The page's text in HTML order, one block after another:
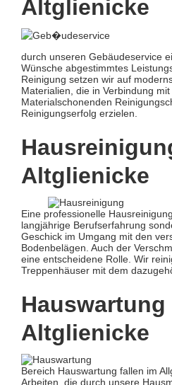
Altglienicke
durch unseren Gebäudeservice
Wünsche abgestimmtes
Reinigung setzen wir auf
Materialien, die in Verbindung
Materialschonenden
Reinigungserfolg erzielen.
Altglienicke
Eine professionelle
langjährige Berufserfahrung
Geschick im Umgang mit den
Bodenbelägen. Auch der
eine entscheidene Rolle. Wir
Treppenhäuser mit dem
Hauswartung
Altglienicke
Bereich Hauswartung fallen im
Arbeiten, die durch unsere